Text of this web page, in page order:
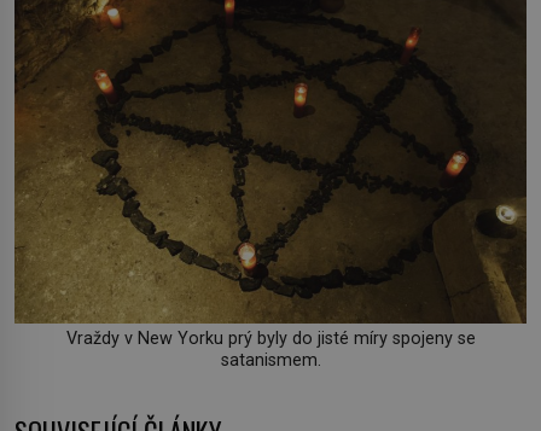
Vraždy v New Yorku prý byly do jisté míry spojeny se
satanismem.